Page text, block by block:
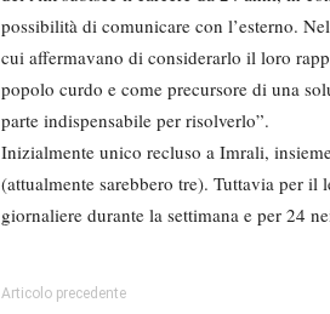
possibilità di comunicare con l’esterno.
cui affermavano di considerarlo il loro
popolo curdo e come precursore di una
parte indispensabile per risolverlo”.
Inizialmente unico recluso a Imrali,
(attualmente sarebbero tre). Tuttavia per
giornaliere durante la settimana e per 24
Articolo precedente